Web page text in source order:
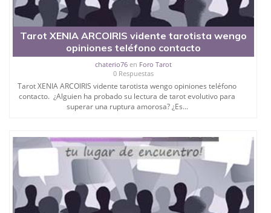
Tarot XENIA ARCOIRIS vidente tarotista wengo
opiniones teléfono contacto
chaterio76en Foro Tarot
0 Respuestas
Tarot XENIA ARCOIRIS vidente tarotista wengo opiniones teléfono
contacto. ¿Alguien ha probado su lectura de tarot evolutivo para
superar una ruptura amorosa? ¿Es...